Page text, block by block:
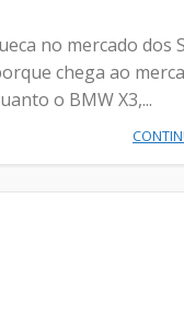
no mercado dos
chega ao
o BMW X3,...